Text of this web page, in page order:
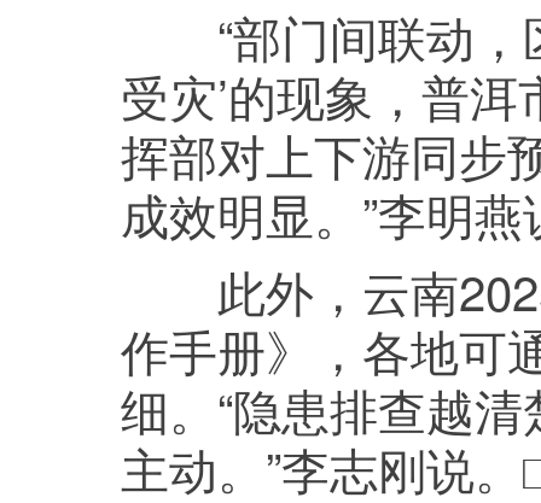
“部门间联动，
受灾’的现象，普
挥部对上下游同步
成效明显。”李明燕
此外，云南
作手册》，各地可
细。“隐患排查越
主动。”李志刚说。